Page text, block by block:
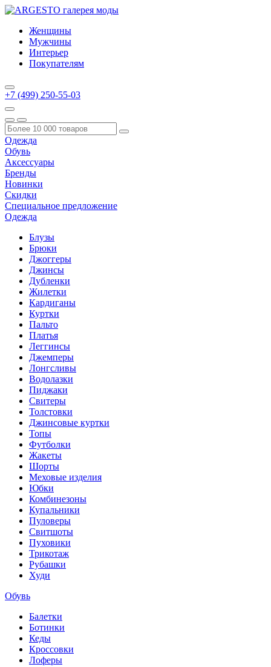
Женщины
Мужчины
Интерьер
Покупателям
+7 (499) 250-55-03
Одежда
Обувь
Аксессуары
Бренды
Новинки
Скидки
Специальное предложение
Одежда
Блузы
Брюки
Джоггеры
Джинсы
Дубленки
Жилетки
Кардиганы
Куртки
Пальто
Платья
Леггинсы
Джемперы
Лонгсливы
Водолазки
Пиджаки
Свитеры
Толстовки
Джинсовые куртки
Топы
Футболки
Жакеты
Шорты
Меховые изделия
Юбки
Комбинезоны
Купальники
Пуловеры
Свитшоты
Пуховики
Трикотаж
Рубашки
Худи
Обувь
Балетки
Ботинки
Кеды
Кроссовки
Лоферы